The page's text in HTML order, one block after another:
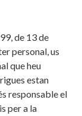
de 13 de
personal, us
que heu
estan
responsable el
per a la